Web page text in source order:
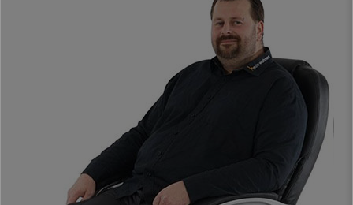
Il possède un appui-tête intégré et des accoudoirs
rembourrés, particulièrement confortables et résistants.
vrai luxe, c’est un très bon investissement qui vous accompagnera
Ce modèle a été spécialement conçu pour une utilisation
intensive, il est en effethomologué pour rester assis jusqu’à 8
Un design classique, élégant et contemporain, qui détient tous les
éléments en matière de confort.
Il s’agit d’une véritable chaise de direction totalement équipée,